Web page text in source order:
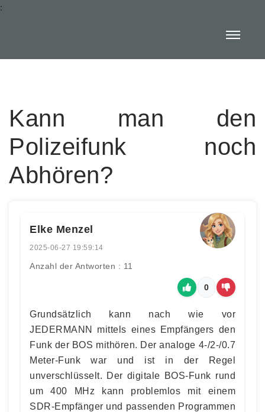
:
Kann man den
Polizeifunk noch
Abhören?
Elke Menzel
2025-06-27 19:59:14
Anzahl der Antworten : 11
0
Grundsätzlich kann nach wie vor
JEDERMANN mittels eines Empfängers den
Funk der BOS mithören. Der analoge 4-/2-/0.7
Meter-Funk war und ist in der Regel
unverschlüsselt. Der digitale BOS-Funk rund
um 400 MHz kann problemlos mit einem
SDR-Empfänger und passenden Programmen